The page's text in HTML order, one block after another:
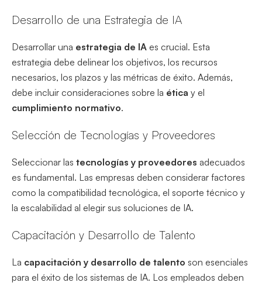
Desarrollo de una Estrategia de IA
Desarrollar una estrategia de IA es crucial. Esta
estrategia debe delinear los objetivos, los recursos
necesarios, los plazos y las métricas de éxito. Además,
debe incluir consideraciones sobre la ética y el
cumplimiento normativo.
Selección de Tecnologías y Proveedores
Seleccionar las tecnologías y proveedores adecuados
es fundamental. Las empresas deben considerar factores
como la compatibilidad tecnológica, el soporte técnico y
la escalabilidad al elegir sus soluciones de IA.
Capacitación y Desarrollo de Talento
La capacitación y desarrollo de talento son esenciales
para el éxito de los sistemas de IA. Los empleados deben